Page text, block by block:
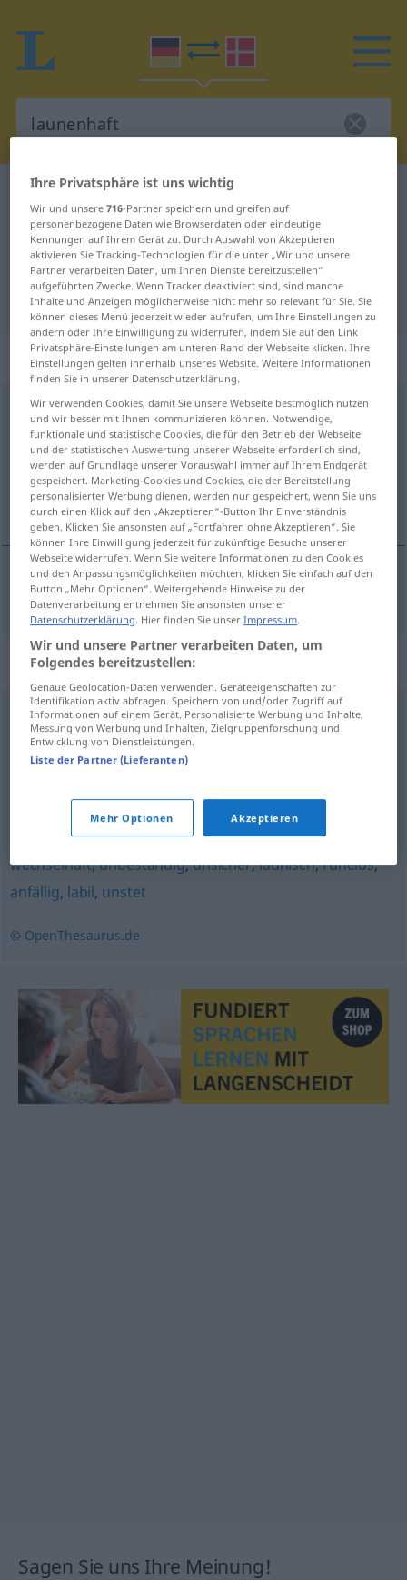
Deutsch-Dänisch Wörterbuch
Deutsch-Dänisch Übersetzung für
"launenhaft"
"launenhaft" Dänisch Übersetzung
„launenhaft“
launenhaft
Übersicht aller Übersetzungen
(Für mehr Details die Übersetzung anklicken/antippen)
lunefuld
lunefuld launenhaft
Synonyme für "launenhaft"
wankelmütig,schwankend,inkonsequent,unstet
wechselhaft launisch
schrullenhaft
wechselhaft,unbeständig,unsicher,launisch,ruhelos,
anfällig, labil, unstet
© OpenThesaurus.de
Sagen Sie uns Ihre Meinung!
Ihre Privatsphäre ist uns wichtig
Wir und unsere716-Partner speichern und greifen auf
personenbezogene Daten wie Browserdaten oder eindeutige
Kennungen auf Ihrem Gerät zu. Durch Auswahl von Akzeptieren
aktivieren Sie Tracking-Technologien für die unter „Wir und unsere
Partner verarbeiten Daten, um Ihnen Dienste bereitzustellen“
aufgeführten Zwecke. Wenn Tracker deaktiviert sind, sind manche
Inhalte und Anzeigen möglicherweise nicht mehr so relevant für Sie. Sie
können dieses Menü jederzeit wieder aufrufen, um Ihre Einstellungen zu
ändern oder Ihre Einwilligung zu widerrufen, indem Sie auf den Link
Privatsphäre-Einstellungen am unteren Rand der Webseite klicken. Ihre
Einstellungen gelten innerhalb unseres Website. Weitere Informationen
finden Sie in unserer Datenschutzerklärung.
Wir verwenden Cookies, damit Sie unsere Webseite bestmöglich nutzen
und wir besser mit Ihnen kommunizieren können. Notwendige,
funktionale und statistische Cookies, die für den Betrieb der Webseite
und der statistischen Auswertung unserer Webseite erforderlich sind,
werden auf Grundlage unserer Vorauswahl immer auf Ihrem Endgerät
gespeichert. Marketing-Cookies und Cookies, die der Bereitstellung
personalisierter Werbung dienen, werden nur gespeichert, wenn Sie uns
durch einen Klick auf den „Akzeptieren“-Button Ihr Einverständnis
geben. Klicken Sie ansonsten auf „Fortfahren ohne Akzeptieren“. Sie
können Ihre Einwilligung jederzeit für zukünftige Besuche unserer
Webseite widerrufen. Wenn Sie weitere Informationen zu den Cookies
und den Anpassungsmöglichkeiten möchten, klicken Sie einfach auf den
Button „Mehr Optionen“. Weitergehende Hinweise zu der
Datenverarbeitung entnehmen Sie ansonsten unserer
Datenschutzerklärung. Hier finden Sie unserImpressum.
Wir und unsere Partner verarbeiten Daten, um
Folgendes bereitzustellen:
Genaue Geolocation-Daten verwenden. Geräteeigenschaften zur
Identifikation aktiv abfragen. Speichern von und/oder Zugriff auf
Informationen auf einem Gerät. Personalisierte Werbung und Inhalte,
Messung von Werbung und Inhalten, Zielgruppenforschung und
Entwicklung von Dienstleistungen.
Liste der Partner (Lieferanten)
Mehr Optionen Akzeptieren